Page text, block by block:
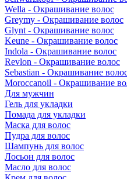
Wella - Окрашивание волос
Greymy - Окрашивание волос
Glynt - Окрашивание волос
Keune - Окрашивание волос
Indola - Окрашивание волос
Revlon - Окрашивание волос
Sebastian - Окрашивание
Moroccanoil - Окрашивание
Для мужчин
Гель для укладки
Помада для укладки
Маска для волос
Пудра для волос
Шампунь для волос
Лосьон для волос
Масло для волос